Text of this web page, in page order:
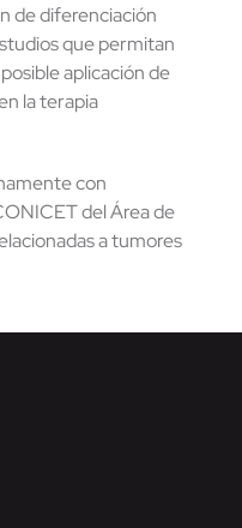
de diferenciación
que permitan
aplicación de
la terapia
con
del Área de
a tumores